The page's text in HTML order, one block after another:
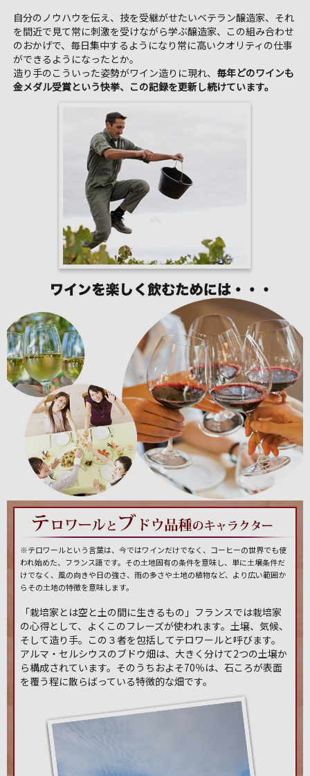
自分のノウハウを伝え、技を受継がせたいベテラン醸造家、それ
を間近で見て常に刺激を受けながら学ぶ醸造家、この組み合わせ
のおかげで、毎日集中するようになり常に高いクオリティの仕事
ができるようになったとか。
造り手のこういった姿勢がワイン造りに現れ、 毎年どのワインも
金メダル受賞という快挙、この記録を更新し続けています。
※テロワールという言葉は、今ではワインだけでなく、コーヒーの世界でも使
われ始めた、フランス語です。その土地固有の条件を意味し、単に土壌条件だ
けでなく、風の向きや日の強さ、雨の多さや土地の植物など、より広い範囲か
らその土地の特徴を意味します。
「栽培家とは空と土の間に生きるもの」フランスでは栽培家
の心得として、よくこのフレーズが使われます。土壌、気候、
そして造り手。この３者を包括してテロワールと呼びます。
アルマ・セルシウスのブドウ畑は、大きく分けて2つの土壌か
ら構成されています。そのうちおよそ70％は、石ころが表面
を覆う程に散らばっている特徴的な畑です。